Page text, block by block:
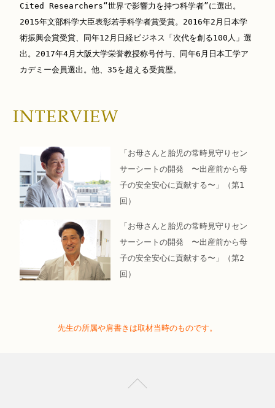
Cited Researchers“世界で影響力を持つ科学者”に選出。
2015年文部科学大臣表彰若手科学者賞受賞。2016年2月日本学
術振興会賞受賞、同年12月日経ビジネス「次代を創る100人」選
出。2017年4月大阪大学栄誉教授称号付与、同年6月日本工学ア
カデミー会員選出。他、35を超える受賞歴。
「お母さんと胎児の常時見守りセン
サーシートの開発 〜出産前から母
子の安全安心に貢献する〜」（第1
回）
「お母さんと胎児の常時見守りセン
サーシートの開発 〜出産前から母
子の安全安心に貢献する〜」（第2
回）